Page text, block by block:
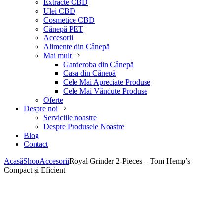
Extracte CBD
Ulei CBD
Cosmetice CBD
Cânepă PET
Accesorii
Alimente din Cânepă
Mai mult
Garderoba din Cânepă
Casa din Cânepă
Cele Mai Apreciate Produse
Cele Mai Vândute Produse
Oferte
Despre noi
Serviciile noastre
Despre Produsele Noastre
Blog
Contact
AcasăShopAccesoriiRoyal Grinder 2-Pieces – Tom Hemp’s |
Compact și Eficient